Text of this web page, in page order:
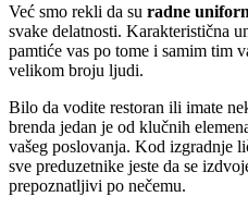
Već smo rekli da su radne
svake delatnosti. Karakteristična
pamtiće vas po tome i samim tim
velikom broju ljudi.
Bilo da vodite restoran ili imate
brenda jedan je od klučnih
vašeg poslovanja. Kod izgradnje
sve preduzetnike jeste da se
prepoznatljivi po nečemu.